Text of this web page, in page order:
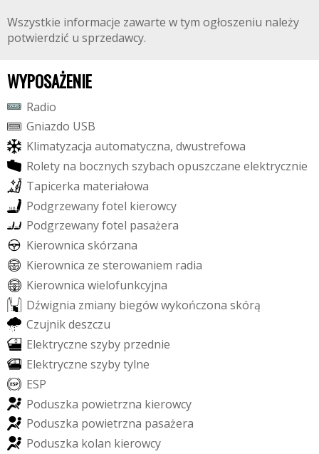
Wszystkie informacje zawarte w tym ogłoszeniu należy
potwierdzić u sprzedawcy.
WYPOSAŻENIE
Radio
Gniazdo USB
Klimatyzacja automatyczna, dwustrefowa
Rolety na bocznych szybach opuszczane elektrycznie
Tapicerka materiałowa
Podgrzewanyfotel kierowcy
Podgrzewanyfotel pasażera
Kierownica skórzana
Kierownica ze sterowaniem radia
Kierownica wielofunkcyjna
Dźwignia zmiany biegówwykończona skórą
Czujnikdeszczu
Elektryczne szyby przednie
Elektryczne szybytylne
ESP
Poduszka powietrzna kierowcy
Poduszka powietrzna pasażera
Poduszka kolan kierowcy